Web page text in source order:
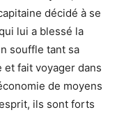
décidé à se
lui a blessé la
souffle tant sa
fait voyager dans
de moyens
ils sont forts